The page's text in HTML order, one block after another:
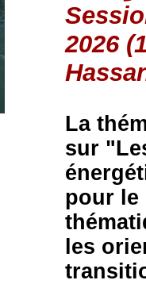
2026
La
sur
pour le
les